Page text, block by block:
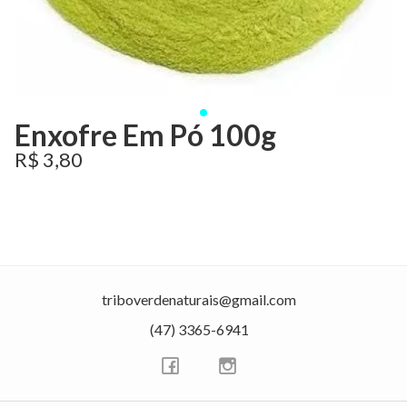
Enxofre Em Pó 100g
R$ 3,80
triboverdenaturais@gmail.com
(47) 3365-6941